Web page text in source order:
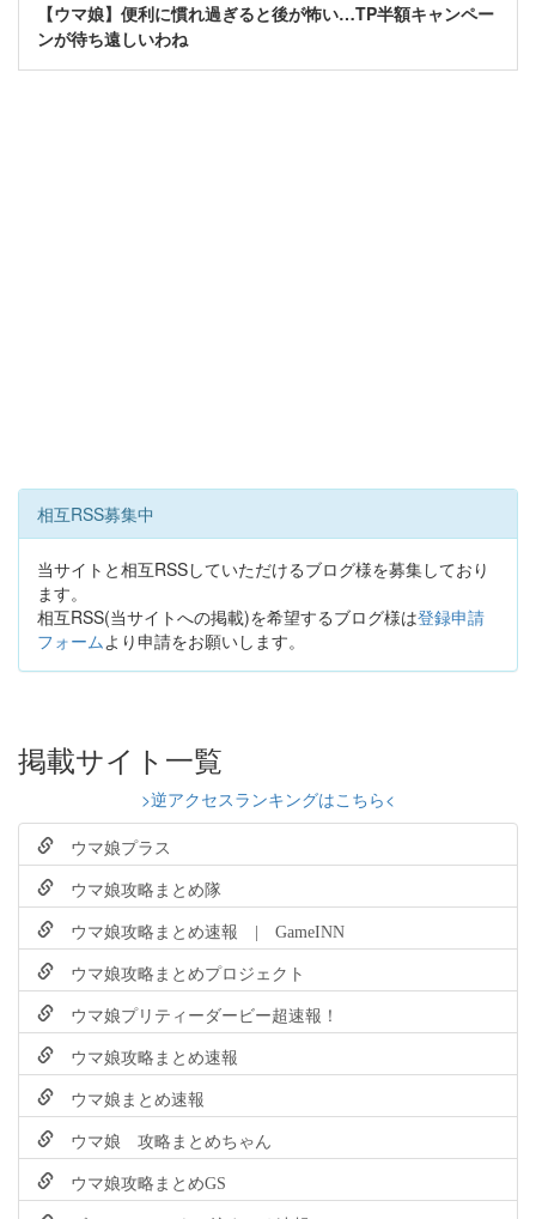
【ウマ娘】便利に慣れ過ぎると後が怖い…TP半額キャンペー
ンが待ち遠しいわね
相互RSS募集中
当サイトと相互RSSしていただけるブログ様を募集しており
ます。
相互RSS(当サイトへの掲載)を希望するブログ様は登録申請
フォームより申請をお願いします。
掲載サイト一覧
>逆アクセスランキングはこちら<
ウマ娘プラス
ウマ娘攻略まとめ隊
ウマ娘攻略まとめ速報 | GameINN
ウマ娘攻略まとめプロジェクト
ウマ娘プリティーダービー超速報！
ウマ娘攻略まとめ速報
ウマ娘まとめ速報
ウマ娘 攻略まとめちゃん
ウマ娘攻略まとめGS